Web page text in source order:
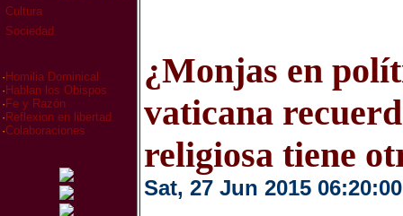
Cultura
Sociedad
· Homilia Dominical
· Hablan los Obispos
· Fe y Razón
· Reflexion en libertad
·Colaboraciones
¿Monjas en
vaticana
religiosa tiene
Sat, 27 Jun 2015 06:20:00